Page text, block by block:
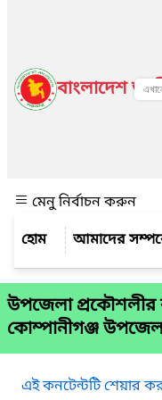
বাংলাদেশ
মেনু নির্বাচন করুন
আমাদের
উপজেলা প্রকৌশলীর
কোম্পানীগঞ্জ
এই কনটেন্টটি শেয়ার